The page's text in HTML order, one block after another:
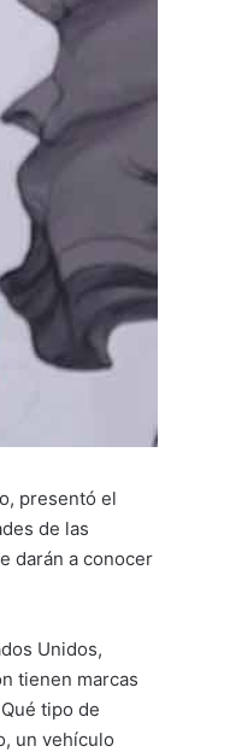
presentó el
de las
darán a conocer
Unidos,
tienen marcas
tipo de
un vehículo